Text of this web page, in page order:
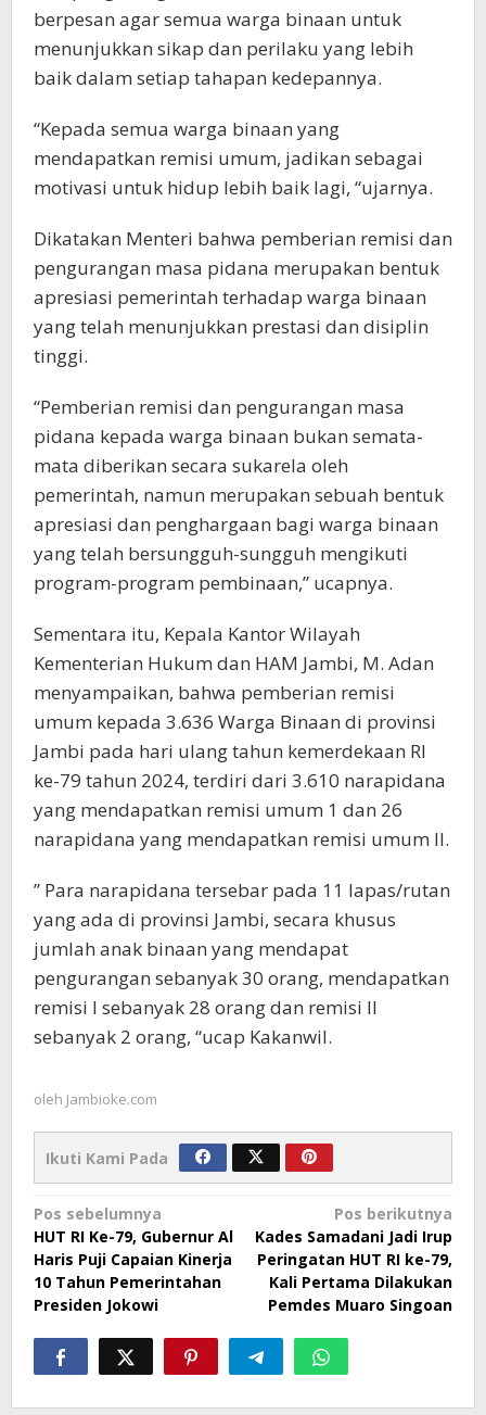
berpesan agar semua warga binaan untuk
menunjukkan sikap dan perilaku yang lebih
baik dalam setiap tahapan kedepannya.
“Kepada semua warga binaan yang
mendapatkan remisi umum, jadikan sebagai
motivasi untuk hidup lebih baik lagi, “ujarnya.
Dikatakan Menteri bahwa pemberian remisi dan
pengurangan masa pidana merupakan bentuk
apresiasi pemerintah terhadap warga binaan
yang telah menunjukkan prestasi dan disiplin
tinggi.
“Pemberian remisi dan pengurangan masa
pidana kepada warga binaan bukan semata-
mata diberikan secara sukarela oleh
pemerintah, namun merupakan sebuah bentuk
apresiasi dan penghargaan bagi warga binaan
yang telah bersungguh-sungguh mengikuti
program-program pembinaan,” ucapnya.
Sementara itu, Kepala Kantor Wilayah
Kementerian Hukum dan HAM Jambi, M. Adan
menyampaikan, bahwa pemberian remisi
umum kepada 3.636 Warga Binaan di provinsi
Jambi pada hari ulang tahun kemerdekaan RI
ke-79 tahun 2024, terdiri dari 3.610 narapidana
yang mendapatkan remisi umum 1 dan 26
narapidana yang mendapatkan remisi umum II.
” Para narapidana tersebar pada 11 lapas/rutan
yang ada di provinsi Jambi, secara khusus
jumlah anak binaan yang mendapat
pengurangan sebanyak 30 orang, mendapatkan
remisi I sebanyak 28 orang dan remisi II
sebanyak 2 orang, “ucap Kakanwil.
oleh Jambioke.com
Ikuti Kami Pada
Navigasi
pos
Pos sebelumnya
HUT RI Ke-79, Gubernur Al
Haris Puji Capaian Kinerja
10 Tahun Pemerintahan
Presiden Jokowi
Pos berikutnya
Kades Samadani Jadi Irup
Peringatan HUT RI ke-79,
Kali Pertama Dilakukan
Pemdes Muaro Singoan